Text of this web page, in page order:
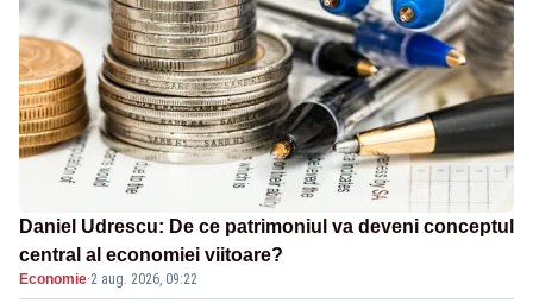
Daniel Udrescu: De ce patrimoniul va deveni conceptul
central al economiei viitoare?
Economie·2 aug. 2026, 09:22